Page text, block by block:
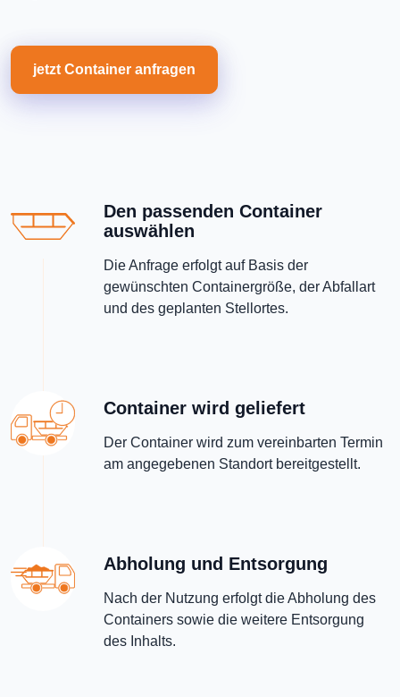
jetzt Container anfragen
Den passenden Container
auswählen
Die Anfrage erfolgt auf Basis der
gewünschten Containergröße, der Abfallart
und des geplanten Stellortes.
Container wird geliefert
Der Container wird zum vereinbarten Termin
am angegebenen Standort bereitgestellt.
Abholung und Entsorgung
Nach der Nutzung erfolgt die Abholung des
Containers sowie die weitere Entsorgung
des Inhalts.